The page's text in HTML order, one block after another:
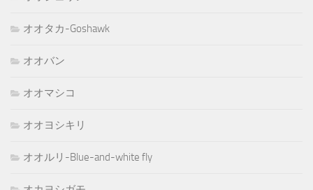
オオタカ-Goshawk
オオバン
オオマシコ
オオヨシキリ
オオルリ-Blue-and-white fly